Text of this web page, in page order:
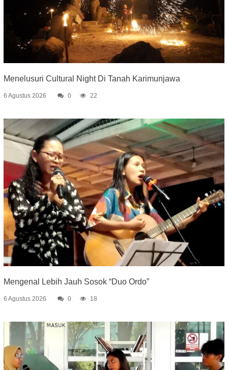
Menelusuri Cultural Night Di Tanah Karimunjawa
6 Agustus 2026 0 22
Mengenal Lebih Jauh Sosok “Duo Ordo”
6 Agustus 2026 0 18